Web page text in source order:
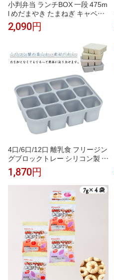
小判弁当 ランチBOX 一段 475m
l めだまやき たまねぎ キャベツ
りんご ミニトマト ブロッコリー
おしゃれ プレゼント かまわぬ
2,090円
4口/6口/12口 離乳食 フリージン
グブロックトレー シリコン製 小
分け 離乳食ストック 保存容器
蓋付き 離乳食作り 製氷皿 製氷
器 壊れにくい 冷蔵 冷凍用 耐久
性 多用途 DIY 家庭用
1,870円